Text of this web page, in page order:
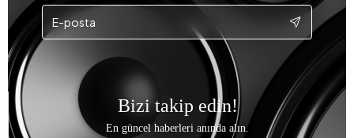
Bizi takip edin!
En güncel haberleri anında alın.